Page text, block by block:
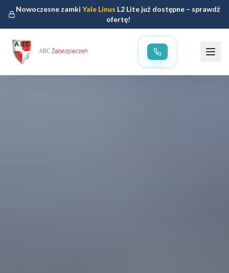
Nowoczesne zamkiYale Linus L2 Lite już dostępne – sprawdź
ofertę!